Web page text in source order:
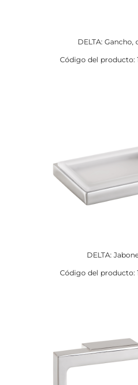
DELTA: Gancho,
Código del producto:
DELTA:
Código del producto: